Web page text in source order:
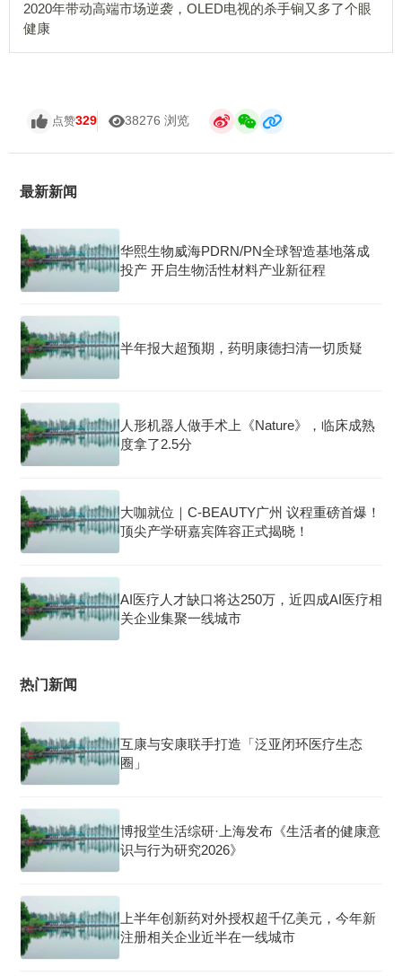
2020年带动高端市场逆袭，OLED电视的杀手锏又多了个眼
健康
点赞329 38276 浏览
最新新闻
华熙生物威海PDRN/PN全球智造基地落成
投产 开启生物活性材料产业新征程
半年报大超预期，药明康德扫清一切质疑
人形机器人做手术上《Nature》，临床成熟
度拿了2.5分
大咖就位｜C-BEAUTY广州 议程重磅首爆！
顶尖产学研嘉宾阵容正式揭晓！
AI医疗人才缺口将达250万，近四成AI医疗相
关企业集聚一线城市
热门新闻
互康与安康联手打造「泛亚闭环医疗生态
圈」
博报堂生活综研·上海发布《生活者的健康意
识与行为研究2026》
上半年创新药对外授权超千亿美元，今年新
注册相关企业近半在一线城市